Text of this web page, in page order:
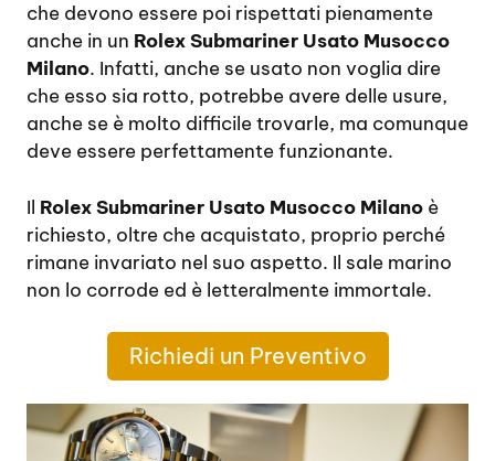
che devono essere poi rispettati pienamente
anche in un Rolex Submariner Usato Musocco
Milano. Infatti, anche se usato non voglia dire
che esso sia rotto, potrebbe avere delle usure,
anche se è molto difficile trovarle, ma comunque
deve essere perfettamente funzionante.
Il Rolex Submariner Usato Musocco Milano è
richiesto, oltre che acquistato, proprio perché
rimane invariato nel suo aspetto. Il sale marino
non lo corrode ed è letteralmente immortale.
Richiedi un Preventivo